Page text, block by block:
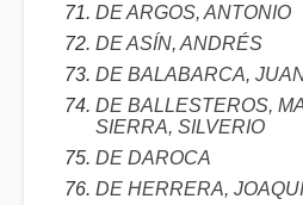
DE ARGOS, ANTONIO
DE ASÍN, ANDRÉS
DE BALABARCA,
DE BALLESTEROS,
SIERRA, SILVERIO
DE DAROCA
DE HERRERA,